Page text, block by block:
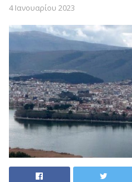
4 Ιανουαρίου 2023